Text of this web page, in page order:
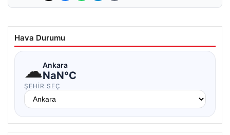
Hava Durumu
☁Ankara
NaN°C
ŞEHIR SEÇ